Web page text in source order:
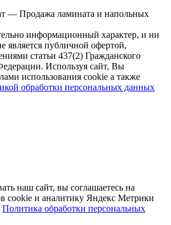
— Продажа ламината и напольных
информационный характер, и ни
является публичной офертой,
статьи 437(2) Гражданского
Используя сайт, Вы
использования cookie а также
обработки персональных данных
наш сайт, вы соглашаетесь на
сооkіе и аналитику Яндекс Метрики
Политика обработки персональных